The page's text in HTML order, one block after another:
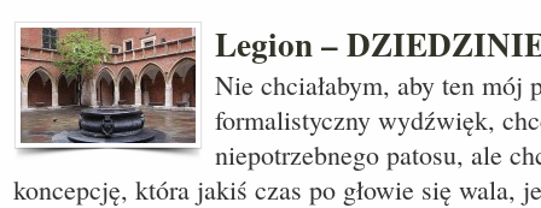
Legion –
Nie chciałabym, aby ten mój
formalistyczny wydźwięk,
niepotrzebnego patosu, ale
koncepcję, która jakiś czas po głowie się wala,